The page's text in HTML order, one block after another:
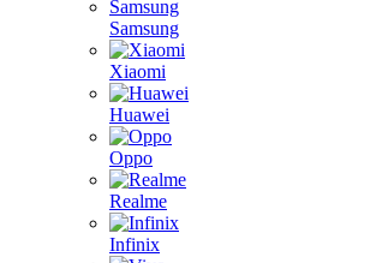
Samsung
Xiaomi
Huawei
Oppo
Realme
Infinix